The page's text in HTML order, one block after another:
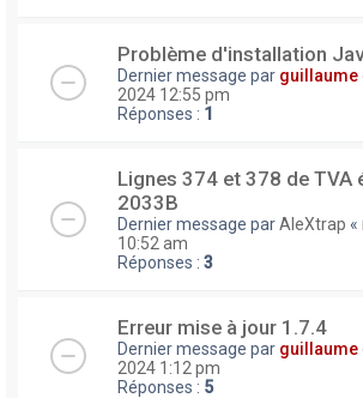
Problème d'installation
Dernier message par guillaume
2024 12:55 pm
Réponses : 1
Lignes 374 et 378 de TVA
2033B
Dernier message parAleXtrap «
10:52 am
Réponses : 3
Erreur mise à jour 1.7.4
Dernier message par guillaume
2024 1:12 pm
Réponses : 5